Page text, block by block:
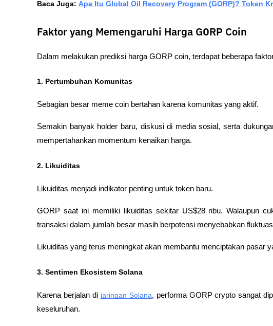
Baca Juga: Apa Itu Global Oil Recovery Program (GORP)? Token
Faktor yang Memengaruhi Harga GORP Coin
Dalam melakukan prediksi harga GORP coin, terdapat beberapa
1. Pertumbuhan Komunitas
Sebagian besar meme coin bertahan karena komunitas yang aktif.
Semakin banyak holder baru, diskusi di media sosial, serta
mempertahankan momentum kenaikan harga.
2. Likuiditas
Likuiditas menjadi indikator penting untuk token baru.
GORP saat ini memiliki likuiditas sekitar US$28 ribu. Walaupun
transaksi dalam jumlah besar masih berpotensi menyebabkan
Likuiditas yang terus meningkat akan membantu menciptakan pasar
3. Sentimen Ekosistem Solana
Karena berjalan di jaringan Solana, performa GORP crypto sangat
keseluruhan.